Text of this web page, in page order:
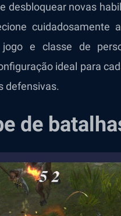
desbloquear novas
cuidadosamente
e classe de
ideal para
defensivas.
de